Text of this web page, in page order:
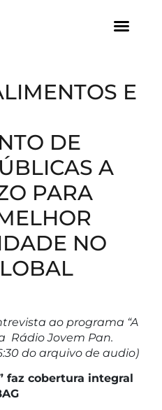
E
DE
A
PARA
NO
ao programa “A
Rádio Jovem Pan.
do arquivo de audio)
faz cobertura integral